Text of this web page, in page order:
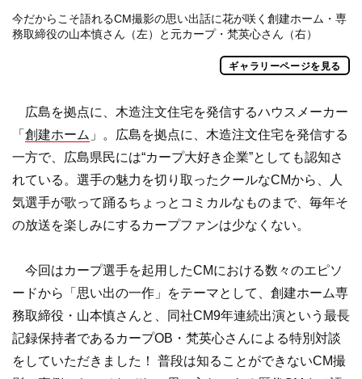
今だからこそ語れるCM撮影の思い出話に花が咲く創建ホーム・専
務取締役の山本慎さん（左）と元カープ・梵英心さん（右）
ギャラリーページを見る
広島を拠点に、木造注文住宅を発信するハウスメーカー
「 創建ホーム 」。広島を拠点に、木造注文住宅を発信する
一方で、広島県民には“カープ大好き企業”としても認知さ
れている。選手の魅力を切り取ったクールなCMから、人
気選手が歌って踊るちょっとコミカルなものまで、毎年そ
の放送を楽しみにするカープファンは少なくない。
今回はカープ選手を起用したCMにおける数々のエピソ
ードから「思い出の一作」をテーマとして、創建ホーム専
務取締役・山本慎さんと、同社CM9年連続出演という最長
記録保持者であるカープOB・梵英心さんによる特別対談
をしていただきました！ 普段は知ることができないCM撮